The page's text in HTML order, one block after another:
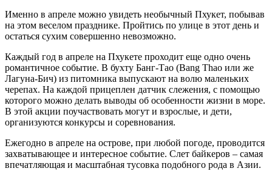
Именно в апреле можно увидеть необычный Пхукет, побывав
на этом веселом празднике. Пройтись по улице в этот день и
остаться сухим совершенно невозможно.
Каждый год в апреле на Пхукете проходит еще одно очень
романтичное событие. В бухту Банг-Тао (Bang Thao или же
Лагуна-Бич) из питомника выпускают на волю маленьких
черепах. На каждой прицеплен датчик слежения, с помощью
которого можно делать выводы об особенности жизни в море.
В этой акции поучаствовать могут и взрослые, и дети,
организуются конкурсы и соревнования.
Ежегодно в апреле на острове, при любой погоде, проводится
захватывающее и интересное событие. Слет байкеров – самая
впечатляющая и масштабная тусовка подобного рода в Азии.